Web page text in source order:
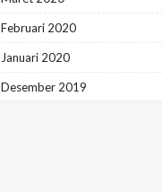
Februari 2020
Januari 2020
Desember 2019